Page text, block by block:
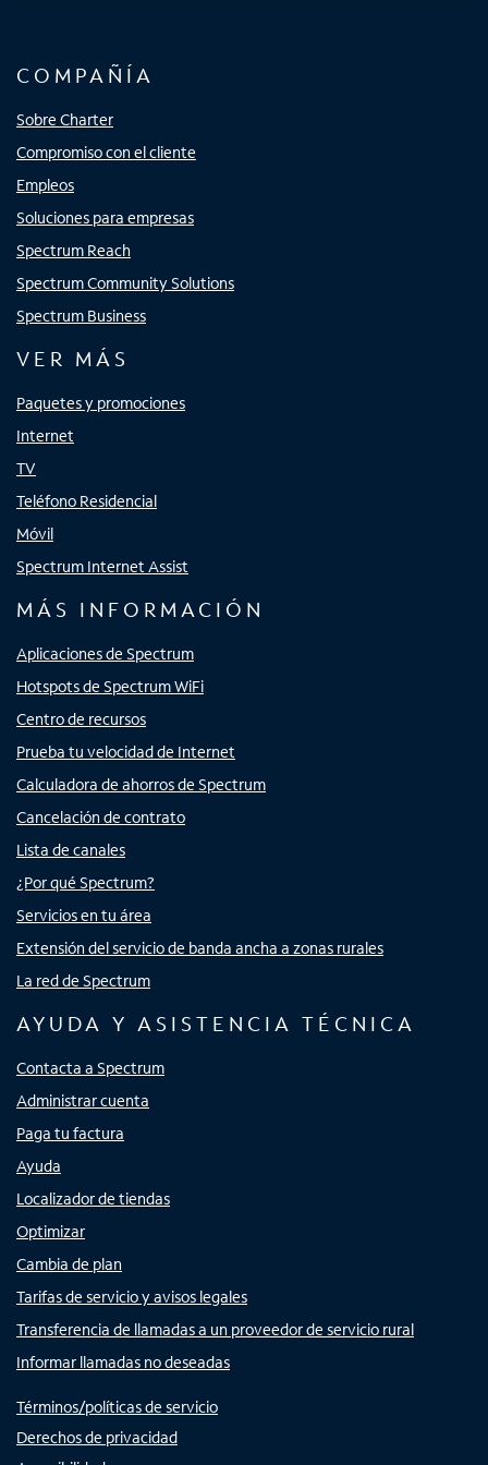
COMPAÑÍA
Sobre Charter
Compromiso con el cliente
Empleos
Soluciones para empresas
Spectrum Reach
Spectrum Community Solutions
Spectrum Business
VER MÁS
Paquetes y promociones
Internet
TV
Teléfono Residencial
Móvil
Spectrum Internet Assist
MÁS INFORMACIÓN
Aplicaciones de Spectrum
Hotspots de Spectrum WiFi
Centro de recursos
Prueba tu velocidad de Internet
Calculadora de ahorros de Spectrum
Cancelación de contrato
Lista de canales
¿Por qué Spectrum?
Servicios en tu área
Extensión del servicio de banda ancha a zonas rurales
La red de Spectrum
AYUDA Y ASISTENCIA TÉCNICA
Contacta a Spectrum
Administrar cuenta
Paga tu factura
Ayuda
Localizador de tiendas
Optimizar
Cambia de plan
Tarifas de servicio y avisos legales
Transferencia de llamadas a un proveedor de servicio rural
Informar llamadas no deseadas
Términos/políticas de servicio
Derechos de privacidad